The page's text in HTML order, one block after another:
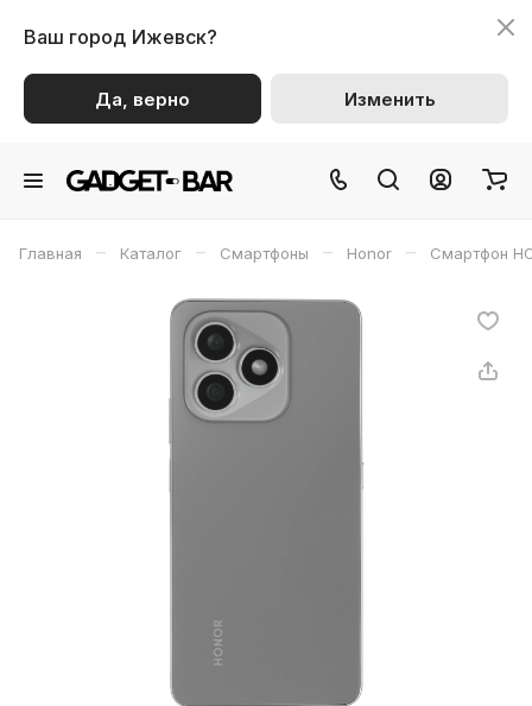
Ваш город Ижевск?
Да, верно Изменить
Главная – Каталог – Смартфоны – Honor – Смартфон